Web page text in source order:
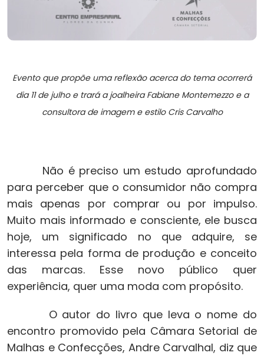
Evento que propõe uma reflexão acerca do tema ocorrerá
dia 11 de julho e trará a joalheira Fabiane Montemezzo e a
consultora de imagem e estilo Cris Carvalho
Não é preciso um estudo aprofundado
para perceber que o consumidor não compra
mais apenas por comprar ou por impulso.
Muito mais informado e consciente, ele busca
hoje, um significado no que adquire, se
interessa pela forma de produção e conceito
das marcas. Esse novo público quer
experiência, quer uma moda com propósito.
O autor do livro que leva o nome do
encontro promovido pela Câmara Setorial de
Malhas e Confecções, Andre Carvalhal, diz que